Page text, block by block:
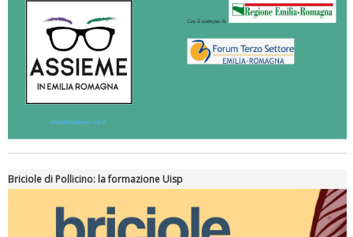
Briciole di Pollicino: la formazione Uisp